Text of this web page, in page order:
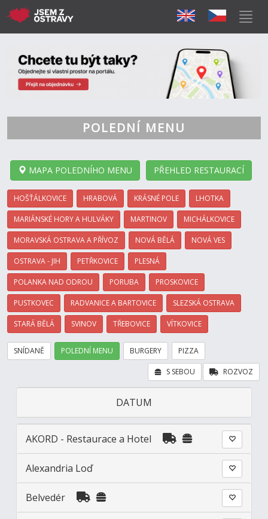
POLEDNÍ MENU
MAPA POLEDNÍHO MENU PŘEHLED RESTAURACÍ
HOŠŤÁLKOVICE HRABOVÁ KRÁSNÉ POLE LHOTKA
MARIÁNSKÉ HORY A HULVÁKY MARTINOV MICHÁLKOVICE
MORAVSKÁ OSTRAVA A PŘÍVOZ NOVÁ BĚLÁ NOVÁ VES
OSTRAVA - JIH PETŘKOVICE PLESNÁ
POLANKA NAD ODROU PORUBA PROSKOVICE
PUSTKOVEC RADVANICE A BARTOVICE SLEZSKÁ OSTRAVA
STARÁ BĚLÁ SVINOV TŘEBOVICE VÍTKOVICE
SNÍDANĚ POLEDNÍ MENU BURGERY PIZZA
ROZVOZ
S SEBOU
DATUM
AKORD - Restaurace a Hotel
Alexandria Loď
Belvedér